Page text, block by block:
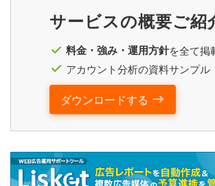
サービスの概要ご紹
料金・強み・運用方針を全て掲
アカウント分析の資料サンプル
ダウンロードする